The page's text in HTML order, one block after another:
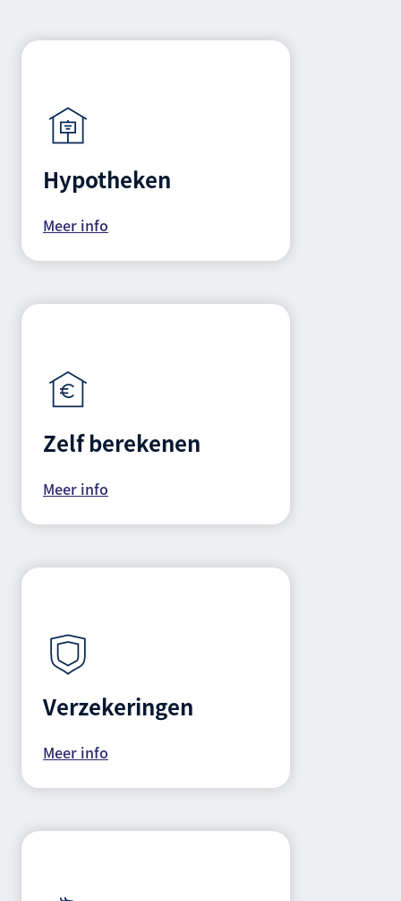
Hypotheken
Meer info
Zelf berekenen
Meer info
Verzekeringen
Meer info